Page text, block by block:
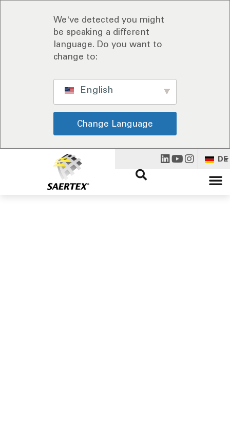
We've detected you might
be speaking a different
language. Do you want to
change to:
English
Change Language
DE